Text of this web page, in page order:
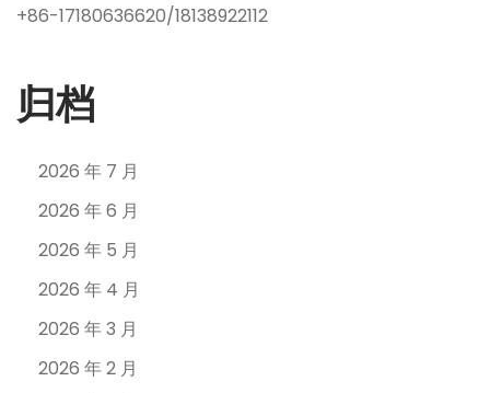
+86-17180636620/18138922112
归档
2026 年 7 月
2026 年 6 月
2026 年 5 月
2026 年 4 月
2026 年 3 月
2026 年 2 月